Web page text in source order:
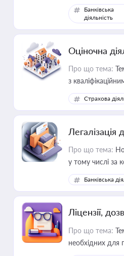
Банківська
діяльність
Оціночна
Про що тема:
з
медійних змін
приватизації,
Страхова
Легалізація
Про що тема:
у тому числі за
ризиків
Банківська
Ліцензії,
Про що тема:
необхідних для